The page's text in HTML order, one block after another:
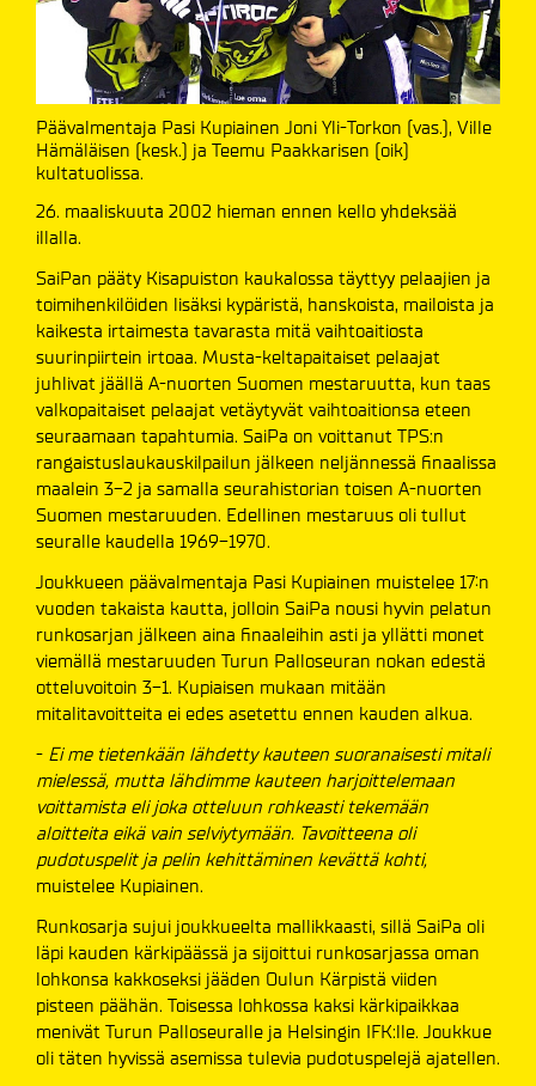
Päävalmentaja Pasi Kupiainen Joni Yli-Torkon (vas.), Ville
Hämäläisen (kesk.) ja Teemu Paakkarisen (oik)
kultatuolissa.
26. maaliskuuta 2002 hieman ennen kello yhdeksää
illalla.
SaiPan pääty Kisapuiston kaukalossa täyttyy pelaajien ja
toimihenkilöiden lisäksi kypäristä, hanskoista, mailoista ja
kaikesta irtaimesta tavarasta mitä vaihtoaitiosta
suurinpiirtein irtoaa. Musta-keltapaitaiset pelaajat
juhlivat jäällä A-nuorten Suomen mestaruutta, kun taas
valkopaitaiset pelaajat vetäytyvät vaihtoaitionsa eteen
seuraamaan tapahtumia. SaiPa on voittanut TPS:n
rangaistuslaukauskilpailun jälkeen neljännessä finaalissa
maalein 3-2 ja samalla seurahistorian toisen A-nuorten
Suomen mestaruuden. Edellinen mestaruus oli tullut
seuralle kaudella 1969-1970.
Joukkueen päävalmentaja Pasi Kupiainen muistelee 17:n
vuoden takaista kautta, jolloin SaiPa nousi hyvin pelatun
runkosarjan jälkeen aina finaaleihin asti ja yllätti monet
viemällä mestaruuden Turun Palloseuran nokan edestä
otteluvoitoin 3-1. Kupiaisen mukaan mitään
mitalitavoitteita ei edes asetettu ennen kauden alkua.
- Ei me tietenkään lähdetty kauteen suoranaisesti mitali
mielessä, mutta lähdimme kauteen harjoittelemaan
voittamista eli joka otteluun rohkeasti tekemään
aloitteita eikä vain selviytymään. Tavoitteena oli
pudotuspelit ja pelin kehittäminen kevättä kohti,
muistelee Kupiainen.
Runkosarja sujui joukkueelta mallikkaasti, sillä SaiPa oli
läpi kauden kärkipäässä ja sijoittui runkosarjassa oman
lohkonsa kakkoseksi jääden Oulun Kärpistä viiden
pisteen päähän. Toisessa lohkossa kaksi kärkipaikkaa
menivät Turun Palloseuralle ja Helsingin IFK:lle. Joukkue
oli täten hyvissä asemissa tulevia pudotuspelejä ajatellen.